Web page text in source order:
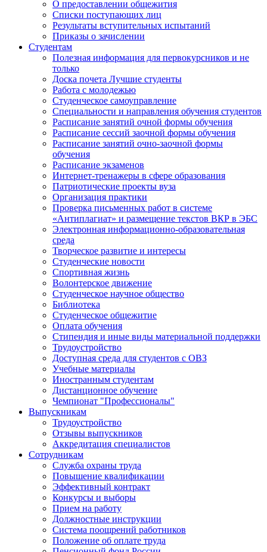
О предоставлении общежития
Списки поступающих лиц
Результаты вступительных испытаний
Приказы о зачислении
Студентам
Полезная информация для первокурсников и не
только
Доска почета Лучшие студенты
Работа с молодежью
Студенческое самоуправление
Специальности и направления обучения студентов
Расписание занятий очной формы обучения
Расписание сессий заочной формы обучения
Расписание занятий очно-заочной формы
обучения
Расписание экзаменов
Интернет-тренажеры в сфере образования
Патриотические проекты вуза
Организация практики
Проверка письменных работ в системе
«Антиплагиат» и размещение текстов ВКР в ЭБС
Электронная информационно-образовательная
среда
Творческое развитие и интересы
Студенческие новости
Спортивная жизнь
Волонтерское движение
Студенческое научное общество
Библиотека
Студенческое общежитие
Оплата обучения
Стипендия и иные виды материальной поддержки
Трудоустройство
Доступная среда для студентов с ОВЗ
Учебные материалы
Иностранным студентам
Дистанционное обучение
Чемпионат "Профессионалы"
Выпускникам
Трудоустройство
Отзывы выпускников
Аккредитация специалистов
Сотрудникам
Служба охраны труда
Повышение квалификации
Эффективный контракт
Конкурсы и выборы
Прием на работу
Должностные инструкции
Система поощрений работников
Положение об оплате труда